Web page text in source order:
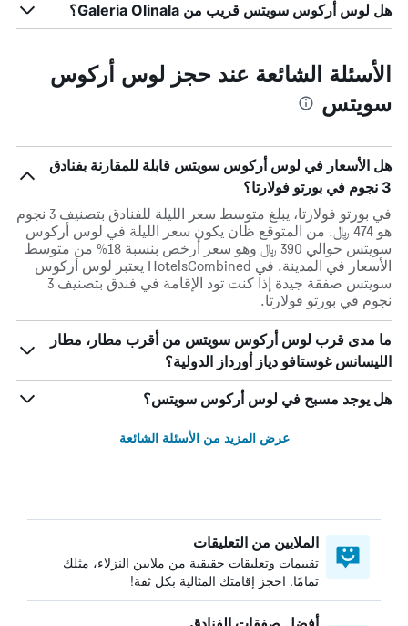
هل لوس أركوس سويتس قريب من Galeria Olinala؟
الأسئلة الشائعة عند حجز لوس أركوس
سويتس
هل الأسعار في لوس أركوس سويتس قابلة للمقارنة بفنادق
3 نجوم في بورتو فولارتا؟
في بورتو فولارتا، يبلغ متوسط ​​سعر الليلة للفنادق بتصنيف 3 نجوم
هو 474 ﷼. من المتوقع ظان يكون سعر الليلة في لوس أركوس
سويتس حوالي 390 ﷼ وهو سعر أرخص بنسبة 18% من متوسط
الأسعار في المدينة. في HotelsCombined يعتبر لوس أركوس
سويتس صفقة جيدة إذا كنت تود الإقامة في فندق بتصنيف 3
نجوم في بورتو فولارتا.
ما مدى قرب لوس أركوس سويتس من أقرب مطار، مطار
الليسانس غوستافو دياز أورداز الدولية؟
هل يوجد مسبح في لوس أركوس سويتس؟
عرض المزيد من الأسئلة الشائعة
الملايين من التعليقات
تقييمات وتعليقات حقيقية من ملايين النزلاء، مثلك
تمامًا. احجز إقامتك المثالية بكل ثقة!